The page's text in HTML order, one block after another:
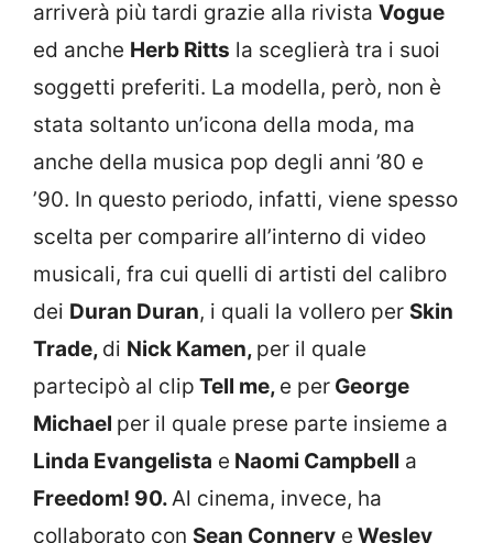
arriverà più tardi grazie alla rivista Vogue
ed anche Herb Ritts la sceglierà tra i suoi
soggetti preferiti. La modella, però, non è
stata soltanto un’icona della moda, ma
anche della musica pop degli anni ’80 e
’90. In questo periodo, infatti, viene spesso
scelta per comparire all’interno di video
musicali, fra cui quelli di artisti del calibro
dei Duran Duran, i quali la vollero per Skin
Trade, di Nick Kamen, per il quale
partecipò al clip Tell me, e per George
Michael per il quale prese parte insieme a
Linda Evangelista e Naomi Campbell a
Freedom! 90.Al cinema, invece, ha
collaborato con Sean Connery e Wesley